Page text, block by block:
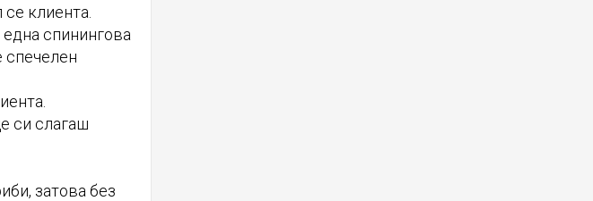
клиента.
спинингова
спечелен
си слагаш
затова без